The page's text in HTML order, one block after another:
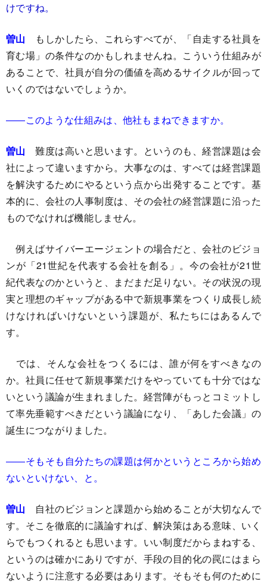
けですね。
曽山
もしかしたら、これらすべてが、「自走する社員を
育む場」の条件なのかもしれませんね。こういう仕組みが
あることで、社員が自分の価値を高めるサイクルが回って
いくのではないでしょうか。
――このような仕組みは、他社もまねできますか。
曽山難度は高いと思います。というのも、経営課題は会
社によって違いますから。大事なのは、すべては経営課題
を解決するためにやるという点から出発することです。基
本的に、会社の人事制度は、その会社の経営課題に沿った
ものでなければ機能しません。
例えばサイバーエージェントの場合だと、会社のビジョ
ンが「21世紀を代表する会社を創る」。今の会社が21世
紀代表なのかというと、まだまだ足りない。その状況の現
実と理想のギャップがある中で新規事業をつくり成長し続
けなければいけないという課題が、私たちにはあるんで
す。
では、そんな会社をつくるには、誰が何をすべきなの
か。社員に任せて新規事業だけをやっていても十分ではな
いという議論が生まれました。経営陣がもっとコミットし
て率先垂範すべきだという議論になり、「あした会議」の
誕生につながりました。
――そもそも自分たちの課題は何かというところから始め
ないといけない、と。
曽山 自社のビジョンと課題から始めることが大切なんで
す。そこを徹底的に議論すれば、解決策はある意味、いく
らでもつくれるとも思います。いい制度だからまねする、
というのは確かにありですが、手段の目的化の罠にはまら
ないように注意する必要はあります。そもそも何のために